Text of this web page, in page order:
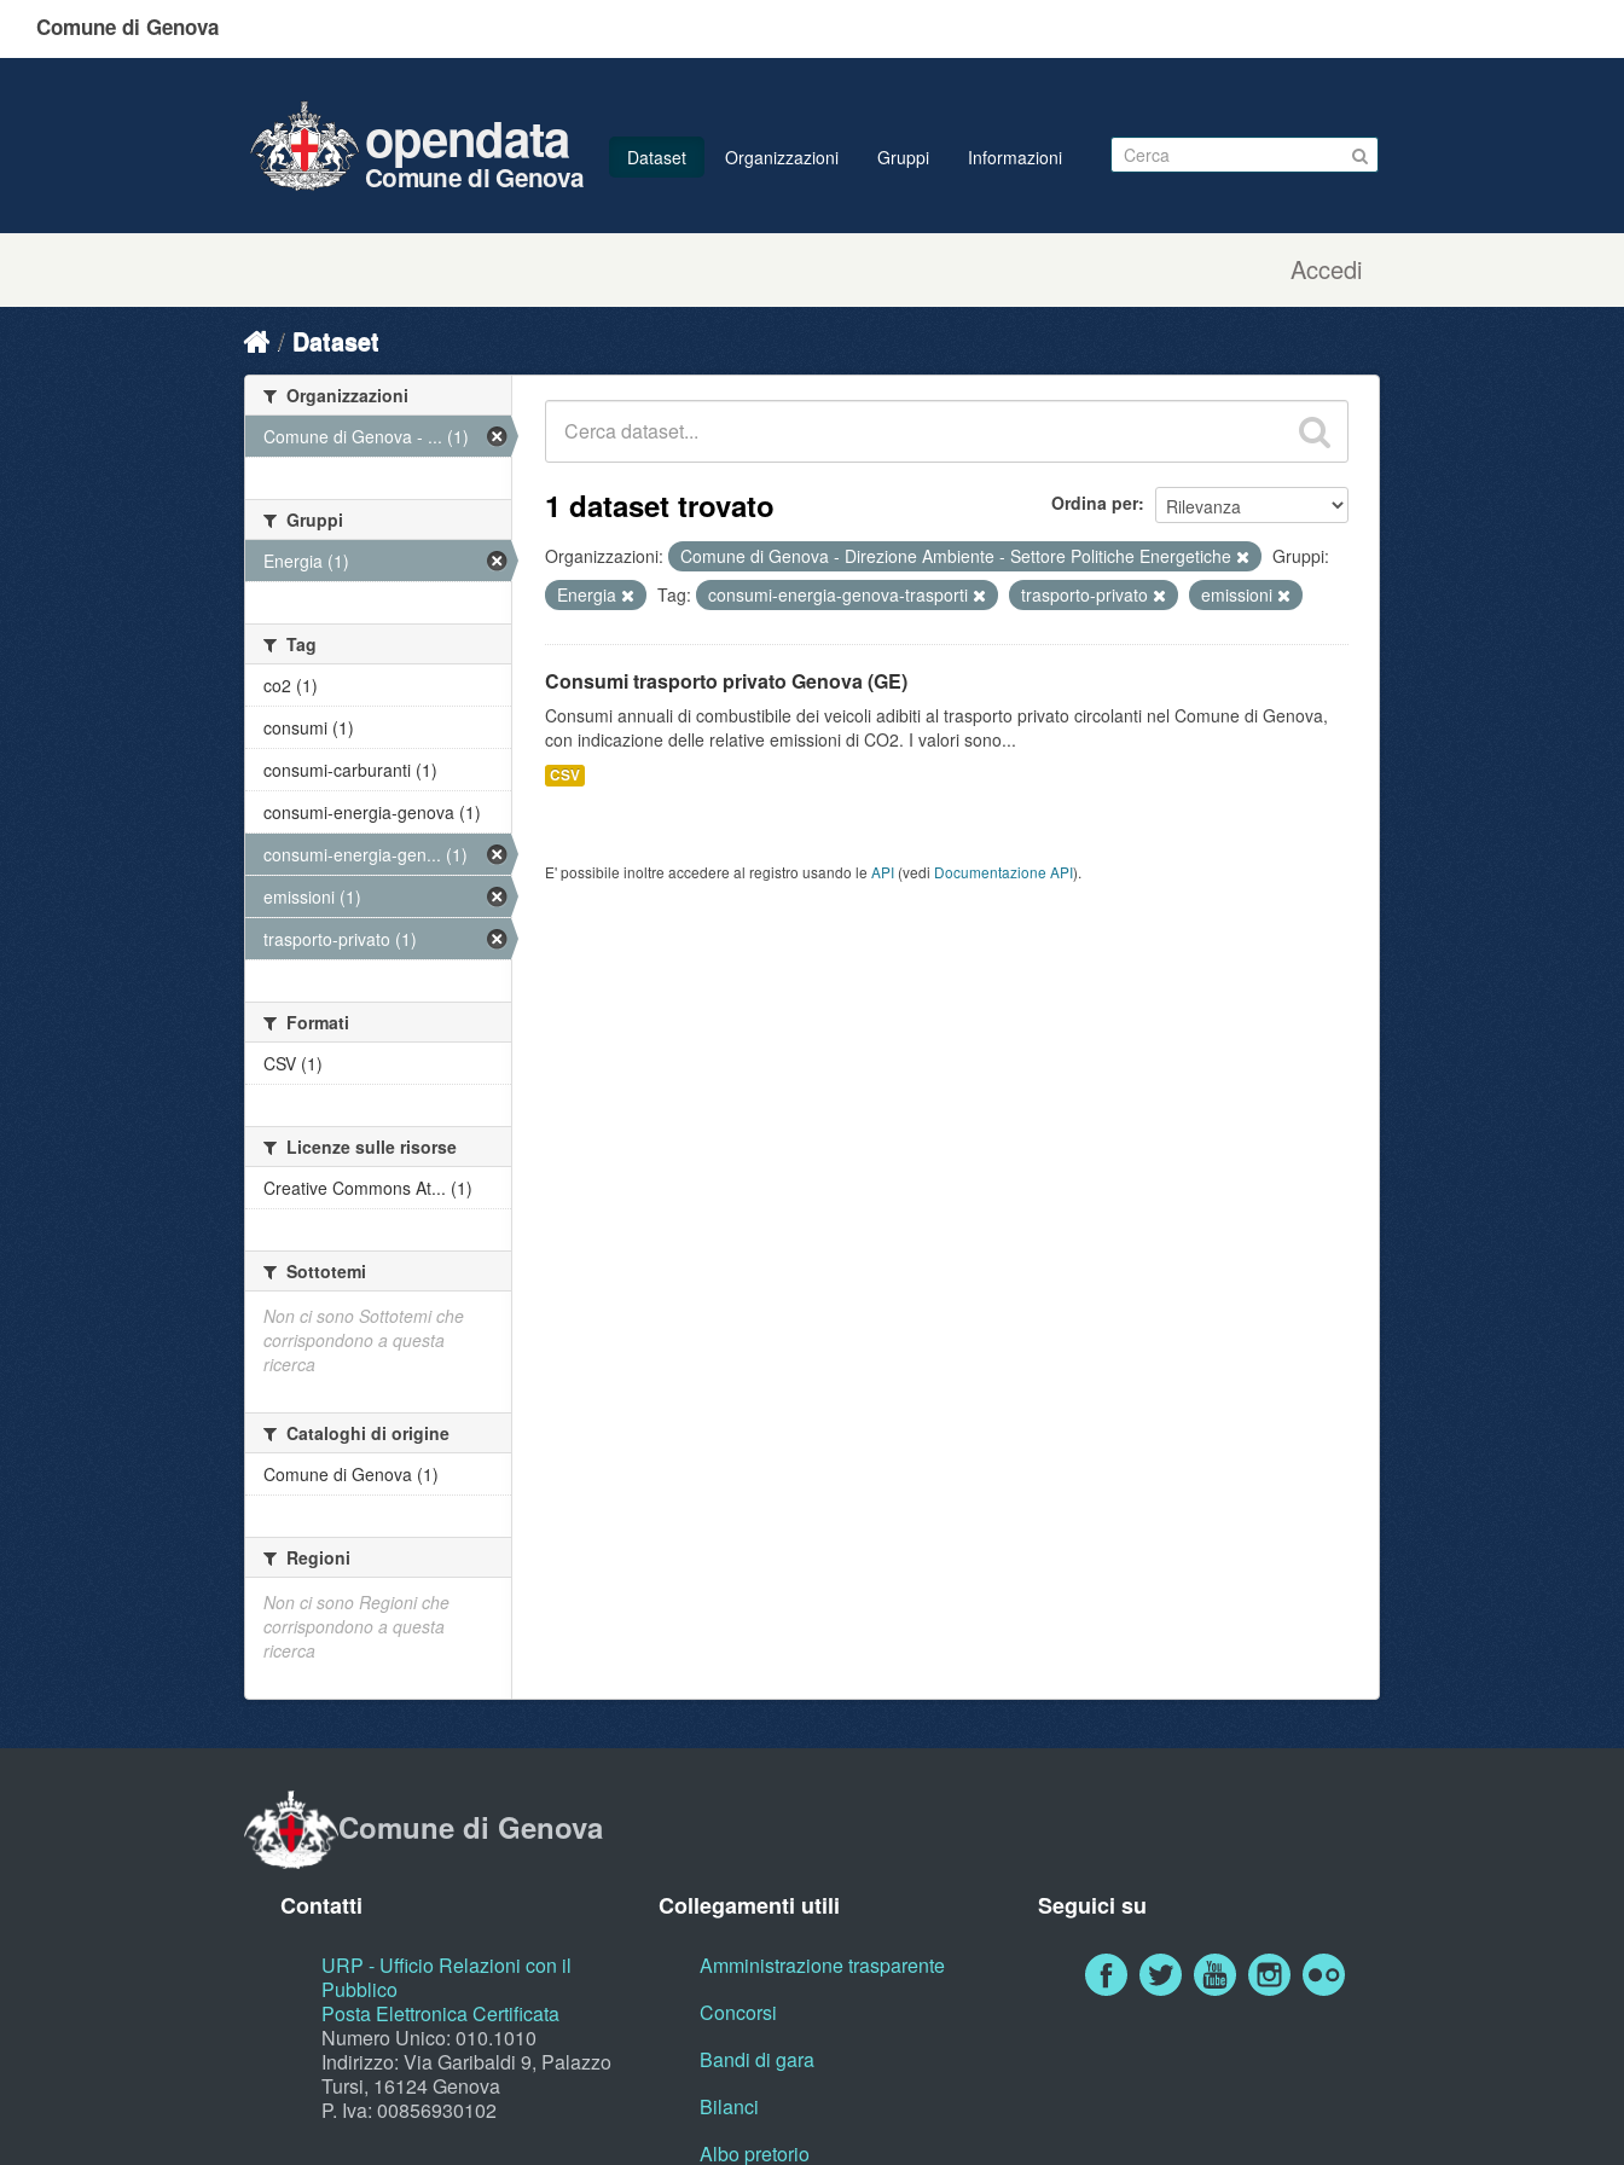
Comune di Genova
Accedi
opendata
Comune di Genova
Dataset Organizzazioni Gruppi Informazioni
Dataset
Ordina per
1 dataset trovato
Organizzazioni: Comune di Genova - Direzione Ambiente - Settore Politiche Energetiche
Gruppi:
Energia
Tag: consumi-energia-genova-trasporti trasporto-privato emissioni
Consumi trasporto privato Genova (GE)
Consumi annuali di combustibile dei veicoli adibiti al trasporto privato circolanti nel Comune di Genova,
con indicazione delle relative emissioni di CO2. I valori sono...
CSV
E' possibile inoltre accedere al registro usando le API (vedi Documentazione API).
Organizzazioni
Comune di Genova - ... (1)
Gruppi
Energia (1)
Tag
co2 (1)
consumi (1)
consumi-carburanti (1)
consumi-energia-genova (1)
consumi-energia-gen... (1)
emissioni (1)
trasporto-privato (1)
Formati
CSV (1)
Licenze sulle risorse
Creative Commons At... (1)
Sottotemi
Non ci sono Sottotemi che
corrispondono a questa
ricerca
Cataloghi di origine
Comune di Genova (1)
Regioni
Non ci sono Regioni che
corrispondono a questa
ricerca
Comune di Genova
Contatti
URP - Ufficio Relazioni con il
Pubblico
Posta Elettronica Certificata
Numero Unico: 010.1010
Indirizzo: Via Garibaldi 9, Palazzo
Tursi, 16124 Genova
P. Iva: 00856930102
Collegamenti utili
Amministrazione trasparente
Concorsi
Bandi di gara
Bilanci
Albo pretorio
Seguici su